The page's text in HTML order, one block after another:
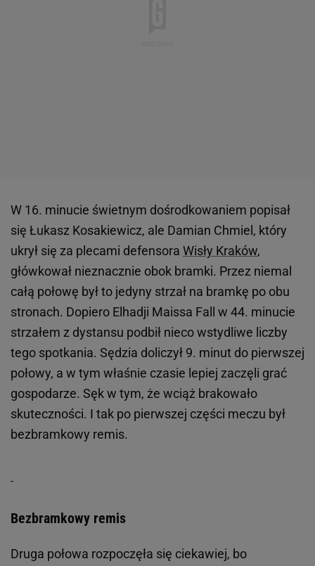
W 16. minucie świetnym dośrodkowaniem popisał
się Łukasz Kosakiewicz, ale Damian Chmiel, który
ukrył się za plecami defensora Wisły Kraków,
główkował nieznacznie obok bramki. Przez niemal
całą połowę był to jedyny strzał na bramkę po obu
stronach. Dopiero Elhadji Maissa Fall w 44. minucie
strzałem z dystansu podbił nieco wstydliwe liczby
tego spotkania. Sędzia doliczył 9. minut do pierwszej
połowy, a w tym właśnie czasie lepiej zaczęli grać
gospodarze. Sęk w tym, że wciąż brakowało
skuteczności. I tak po pierwszej części meczu był
bezbramkowy remis.
Bezbramkowy remis
Druga połowa rozpoczęła się ciekawiej, bo